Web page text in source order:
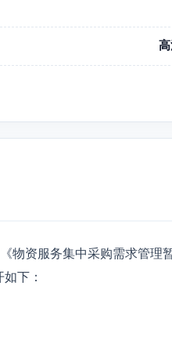
物资服务集中采购需求管理
下：